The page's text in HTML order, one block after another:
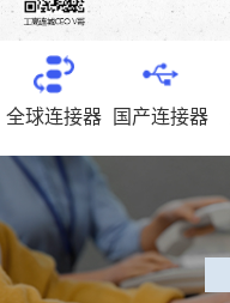
全球连接器 国产连接器